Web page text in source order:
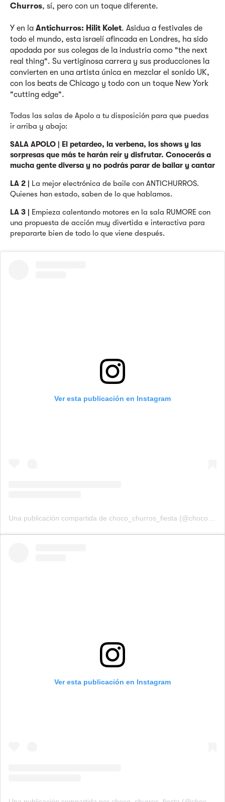
Churros, sí, pero con un toque diferente.
Y en la Antichurros: Hilit Kolet. Asidua a festivales de
todo el mundo, esta israelí afincada en Londres, ha sido
apodada por sus colegas de la industria como "the next
real thing". Su vertiginosa carrera y sus producciones la
convierten en una artista única en mezclar el sonido UK,
con los beats de Chicago y todo con un toque New York
"cutting edge".
Todas las salas de Apolo a tu disposición para que puedas
ir arriba y abajo:
SALA APOLO | El petardeo, la verbena, los shows y las
sorpresas que más te harán reír y disfrutar. Conocerás a
mucha gente diversa y no podrás parar de bailar y cantar
LA 2 | La mejor electrónica de baile con ANTICHURROS.
Quienes han estado, saben de lo que hablamos.
LA 3 | Empieza calentando motores en la sala RUMORE con
una propuesta de acción muy divertida e interactiva para
prepararte bien de todo lo que viene después.
Ver esta publicación en Instagram
Una publicación compartida de choco_churros_fiesta (@choco_churros_fiesta)
Ver esta publicación en Instagram